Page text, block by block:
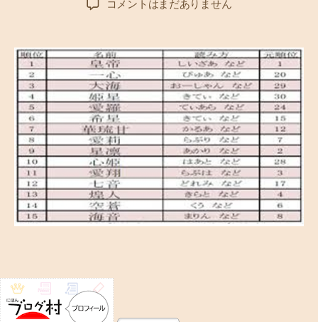
日
自
名
前
と
戦
う
子
供
た
ち
–
同
級
ラ
キ
ラ
コメントはまだありません